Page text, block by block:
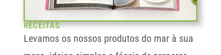
RECEITAS
Levamos os nossos produtos do mar à sua